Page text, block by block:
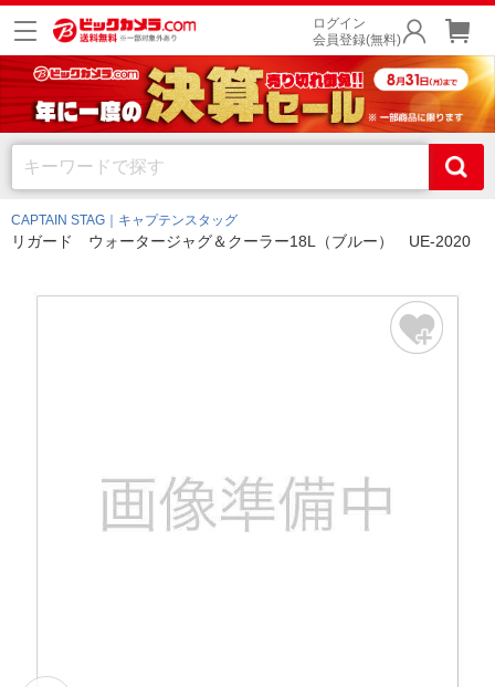
ログイン
会員登録(無料)
CAPTAIN STAG｜キャプテンスタッグ
リガード ウォータージャグ＆クーラー18L（ブルー） UE-2020